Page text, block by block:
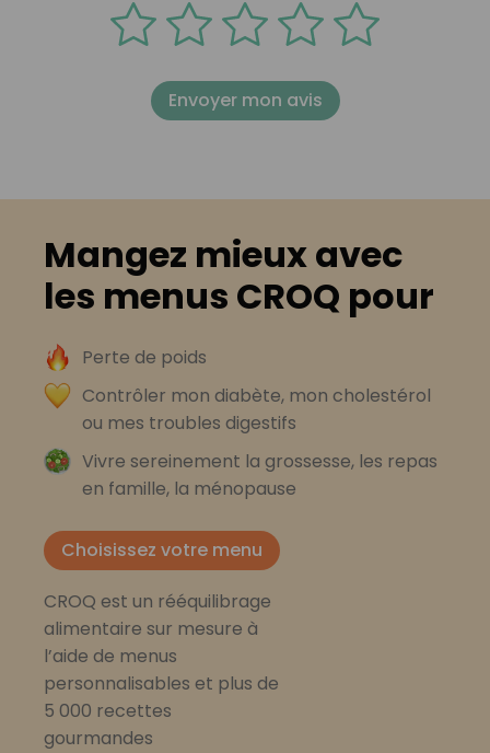
Envoyer mon avis
Mangez mieux avec
les menus CROQ pour
Perte de poids
Contrôler mon diabète, mon cholestérol
ou mes troubles digestifs
Vivre sereinement la grossesse, les repas
en famille, la ménopause
Choisissez votre menu
CROQ est un rééquilibrage
alimentaire sur mesure à
l’aide de menus
personnalisables et plus de
5 000 recettes
gourmandes